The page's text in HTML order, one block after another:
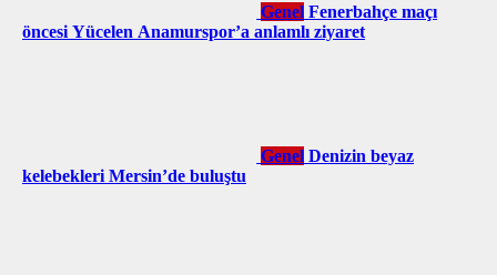
Genel Fenerbahçe maçı
öncesi Yücelen Anamurspor’a anlamlı ziyaret
Genel Denizin beyaz
kelebekleri Mersin’de buluştu